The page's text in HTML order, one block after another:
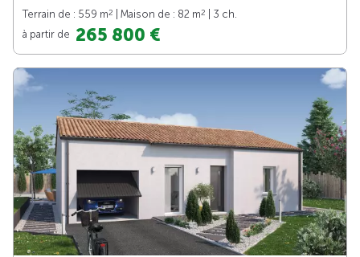
Terrain de : 559 m2 | Maison de : 82 m2
| 3 ch.
à partir de 265 800 €